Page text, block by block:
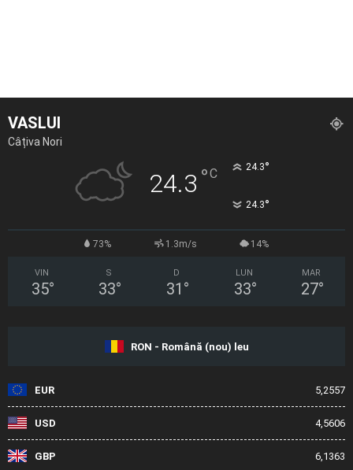
VASLUI
Câțiva Nori
24.3 °C 24.3°
24.3°
73% 1.3m/s 14%
VIN
35°
S
33°
D
31 °
LUN
33°
MAR
27°
RON - Română (nou) leu
EUR 5,2557
USD 4,5606
GBP 6,1363